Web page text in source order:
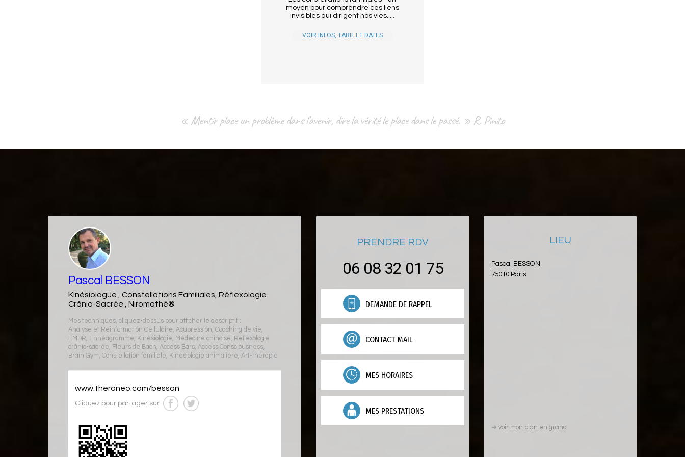
moyen pour comprendre ces liens
invisibles qui dirigent nos vies. ...
VOIR INFOS, TARIF ET DATES
« Mentir place un problème dans l’avenir, dire la vérité le place dans le passé. » R. Pinito
Pascal BESSON
Kinésiologue , Constellations Familiales, Réflexologie
Crânio-Sacrée , Niromathé®
Mes techniques, cliquez-dessus pour afficher le descriptif :
Analyse et Réinformation Cellulaire,Acupression,Coaching de vie,
EMDR, Ennéagramme, Kinésiologie, Médecine chinoise, Réflexologie
crânio-sacrée, Fleurs de Bach,Access Bars,Access Consciousness,
Brain Gym,Constellation familiale, Kinésiologie animalière,Art-thérapie
www.theraneo.com/besson
Cliquez pour partager sur
PRENDRE RDV
06 08 32 01 75
DEMANDE DE RAPPEL
CONTACT MAIL
MES HORAIRES
MES PRESTATIONS
LIEU
Pascal BESSON
75010 Paris
➜ voir mon plan en grand